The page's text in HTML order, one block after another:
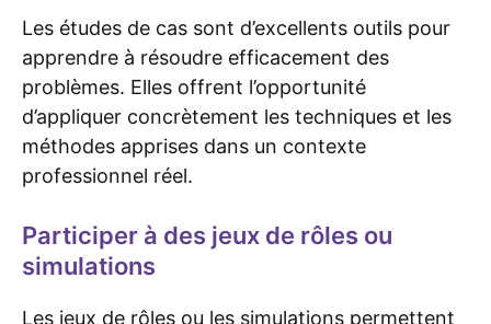
Les études de cas sont d’excellents outils pour
apprendre à résoudre efficacement des
problèmes. Elles offrent l’opportunité
d’appliquer concrètement les techniques et les
méthodes apprises dans un contexte
professionnel réel.
Participer à des jeux de rôles ou
simulations
Les jeux de rôles ou les simulations permettent